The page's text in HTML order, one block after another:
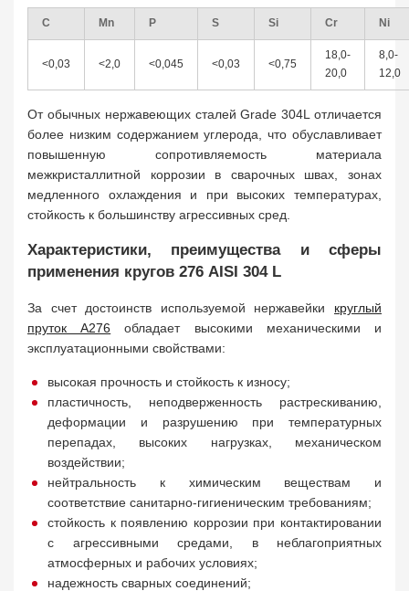
C Mn P S Si Cr Ni
<0,03 <2,0 <0,045 <0,03 <0,75
18,0-
20,0
8,0-
12,0
От обычных нержавеющих сталей Grade 304L отличается
более низким содержанием углерода, что обуславливает
повышенную сопротивляемость материала
межкристаллитной коррозии в сварочных швах, зонах
медленного охлаждения и при высоких температурах,
стойкость к большинству агрессивных сред.
Характеристики, преимущества и сферы
применения кругов 276 AISI 304 L
За счет достоинств используемой нержавейки круглый
пруток A276 обладает высокими механическими и
эксплуатационными свойствами:
высокая прочность и стойкость к износу;
пластичность, неподверженность растрескиванию,
деформации и разрушению при температурных
перепадах, высоких нагрузках, механическом
воздействии;
нейтральность к химическим веществам и
соответствие санитарно-гигиеническим требованиям;
стойкость к появлению коррозии при контактировании
с агрессивными средами, в неблагоприятных
атмосферных и рабочих условиях;
надежность сварных соединений;